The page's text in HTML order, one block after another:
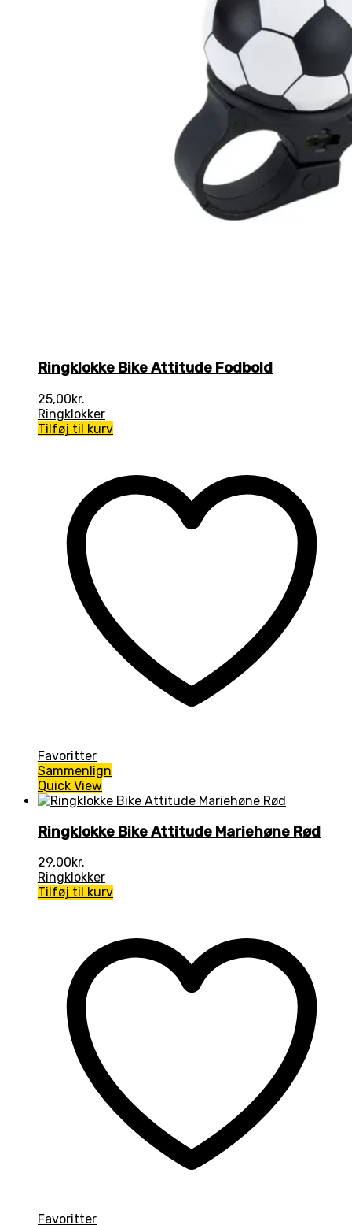
Ringklokke Bike Attitude Fodbold
25,00kr.
Ringklokker
Tilføj til kurv
Favoritter
Sammenlign
Quick View
Ringklokke Bike Attitude Mariehøne Rød
29,00kr.
Ringklokker
Tilføj til kurv
Favoritter